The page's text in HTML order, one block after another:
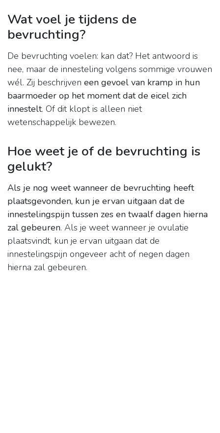
Wat voel je tijdens de
bevruchting?
De bevruchting voelen: kan dat? Het antwoord is
nee, maar de innesteling volgens sommige vrouwen
wél. Zij beschrijven een gevoel van kramp in hun
baarmoeder op het moment dat de eicel zich
innestelt. Of dit klopt is alleen niet
wetenschappelijk bewezen.
Hoe weet je of de bevruchting is
gelukt?
Als je nog weet wanneer de bevruchting heeft
plaatsgevonden, kun je ervan uitgaan dat de
innestelingspijn tussen zes en twaalf dagen hierna
zal gebeuren. Als je weet wanneer je ovulatie
plaatsvindt, kun je ervan uitgaan dat de
innestelingspijn ongeveer acht of negen dagen
hierna zal gebeuren.